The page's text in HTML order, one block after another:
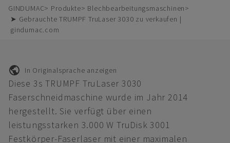
GINDUMAC Produkte
Blechbearbeitungsmaschinen
➤ Gebrauchte TRUMPF TruLaser 3030 zu verkaufen |
gindumac.com
In Originalsprache anzeigen
Diese 3s TRUMPF TruLaser 3030
Faserschneidmaschine wurde im Jahr 2014
hergestellt. Sie verfügt über einen
leistungsstarken 3.000 W TruDisk 3001
Festkörper-Faserlaser mit einer maximalen